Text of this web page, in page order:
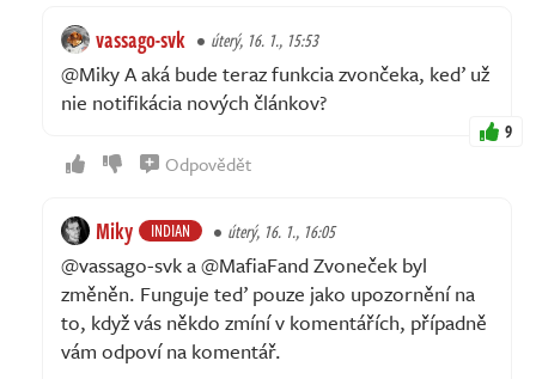
vassago-svk úterý, 16. 1., 15:53
@Miky A aká bude teraz funkcia zvončeka, keď už
nie notifikácia nových článkov?
9
Odpovědět
Miky INDIAN úterý, 16. 1., 16:05
@vassago-svk a @MafiaFand Zvoneček byl
změněn. Funguje teď pouze jako upozornění na
to, když vás někdo zmíní v komentářích, případně
vám odpoví na komentář.